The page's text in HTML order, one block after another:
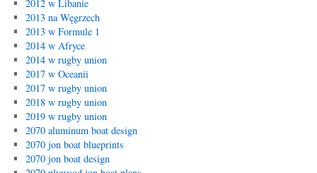
2012 w Libanie
2013 na Węgrzech
2013 w Formule 1
2014 w Afryce
2014 w rugby union
2017 w Oceanii
2017 w rugby union
2018 w rugby union
2019 w rugby union
2070 aluminum boat design
2070 jon boat blueprints
2070 jon boat design